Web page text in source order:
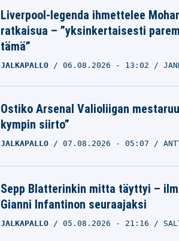
Liverpool-legenda ihmettelee
ratkaisua – ”yksinkertaisesti
tämä”
JALKAPALLO 06.08.2026 - 13:02
Ostiko Arsenal Valioliigan
kympin siirto”
JALKAPALLO 07.08.2026 - 05:07
Sepp Blatterinkin mitta täyttyi –
Gianni Infantinon seuraajaksi
JALKAPALLO 05.08.2026 - 21:16